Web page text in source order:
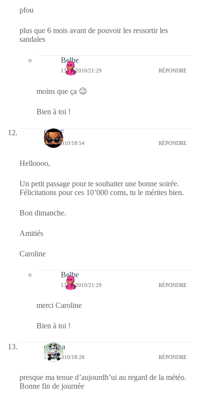
pfou
plus que 6 mois avant de pouvoir les ressortir les
sandales
Belbe
13/11/2010/21:29 RÉPONDRE
moins que ça 😉
Bien à toi !
CLDF
13/11/2010/18:54 RÉPONDRE
Helloooo,
Un petit passage pour te souhaiter une bonne soirée.
Félicitations pour ces 10’000 coms, tu le mérites bien.
Bon dimanche.
Amitiés
Caroline
Belbe
13/11/2010/21:29 RÉPONDRE
merci Caroline
Bien à toi !
chacha
13/11/2010/18:26 RÉPONDRE
presque ma tenue d’aujourdh’ui au regard de la météo.
Bonne fin de journée